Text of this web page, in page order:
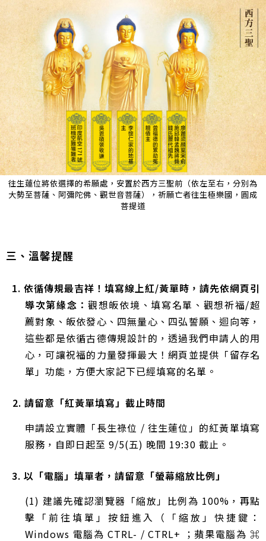
往生蓮位將依選擇的希願處，安置於西方三聖前（依左至右，分別為
大勢至菩薩、阿彌陀佛、觀世音菩薩），祈願亡者往生極樂國，圓成
菩提道
三、溫馨提醒
1. 依循傳規最吉祥！填寫線上紅/黃單時，請先依網頁引
導次第緣念：觀想皈依境、填寫名單、觀想祈福/超
薦對象、皈依發心、四無量心、四弘誓願、迴向等，
這些都是依循古德傳規設計的，透過我們申請人的用
心，可讓祝福的力量發揮最大！網頁並提供「留存名
單」功能，方便大家記下已經填寫的名單。
2. 請留意「紅黃單填寫」截止時間
申請設立實體「長生祿位 / 往生蓮位」的紅黃單填寫
服務，自即日起至 9/5(五) 晚間 19:30 截止。
3. 以「電腦」填單者，請留意「螢幕縮放比例」
(1) 建議先確認瀏覽器「縮放」比例為 100%，再點
擊「前往填單」按鈕進入（「縮放」快捷鍵：
Windows 電腦為 CTRL- / CTRL+ ；蘋果電腦為 ⌘